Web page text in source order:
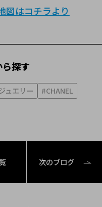
図はコチラより
探す
ュエリー
#CHANEL
次のブログ